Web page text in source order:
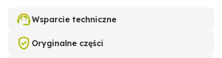
Wsparcie techniczne
Oryginalne części